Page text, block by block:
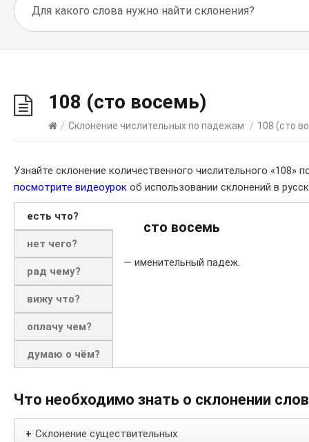
108 (сто восемь)
/ Склонение числительных по падежам / 108 (сто
Узнайте склонение количественного числительного
посмотрите видеоурок об использовании склонений в
есть что?
нет чего?
рад чему?
вижу что?
оплачу чем?
думаю о чём?
сто восемь
— именительный падеж.
Что необходимо знать о склонении
+ Склонение существительных